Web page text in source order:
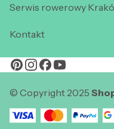
Serwis rowerowy
Kontakt
© Copyright 2025